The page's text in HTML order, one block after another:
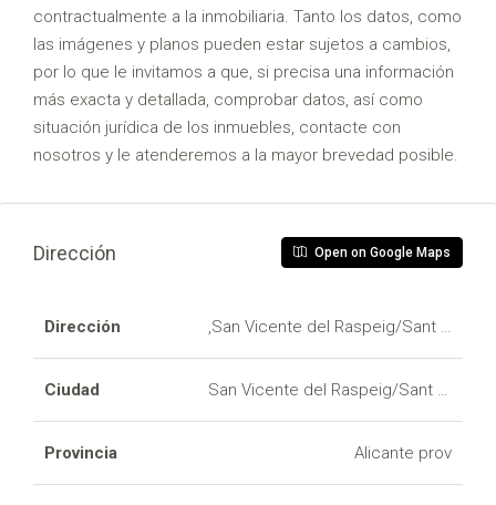
contractualmente a la inmobiliaria. Tanto los datos, como
las imágenes y planos pueden estar sujetos a cambios,
por lo que le invitamos a que, si precisa una información
más exacta y detallada, comprobar datos, así como
situación jurídica de los inmuebles, contacte con
nosotros y le atenderemos a la mayor brevedad posible.
Dirección Open on Google Maps
Dirección ,San Vicente del Raspeig/Sant Vicent
Ciudad San Vicente del Raspeig/Sant Vicent
Provincia Alicante prov